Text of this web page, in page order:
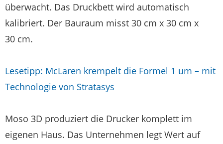
überwacht. Das Druckbett wird automatisch
kalibriert. Der Bauraum misst 30 cm x 30 cm x
30 cm.
Lesetipp: McLaren krempelt die Formel 1 um – mit
Technologie von Stratasys
Moso 3D produziert die Drucker komplett im
eigenen Haus. Das Unternehmen legt Wert auf